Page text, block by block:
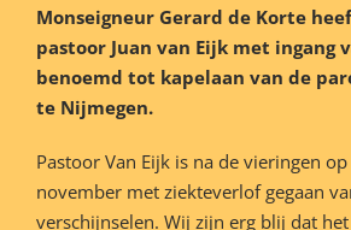
Monseigneur Gerard de Korte
pastoor Juan van Eijk met ingang
benoemd tot kapelaan van de
te Nijmegen.
Pastoor Van Eijk is na de vieringen
november met ziekteverlof gegaan
verschijnselen. Wij zijn erg blij dat